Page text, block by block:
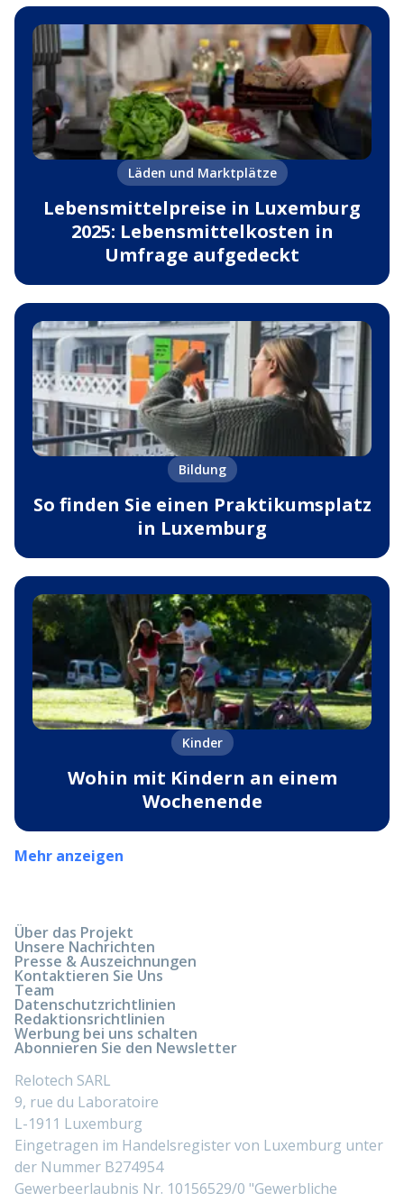
Läden und Marktplätze
Lebensmittelpreise in Luxemburg
2025: Lebensmittelkosten in
Umfrage aufgedeckt
Bildung
So finden Sie einen Praktikumsplatz
in Luxemburg
Kinder
Wohin mit Kindern an einem
Wochenende
Mehr anzeigen
Über das Projekt
Unsere Nachrichten
Presse & Auszeichnungen
Kontaktieren Sie Uns
Team
Datenschutzrichtlinien
Redaktionsrichtlinien
Werbung bei uns schalten
Abonnieren Sie den Newsletter
Relotech SARL
9, rue du Laboratoire
L-1911 Luxemburg
Eingetragen im Handelsregister von Luxemburg unter
der Nummer B274954
Gewerbeerlaubnis Nr. 10156529/0 "Gewerbliche